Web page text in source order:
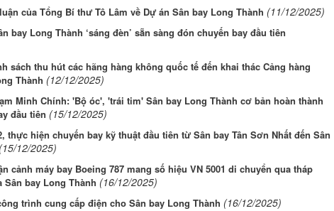
của Tổng Bí thư Tô Lâm về Dự án Sân bay Long Thành (11/12/2025)
bay Long Thành ‘sáng đèn’ sẵn sàng đón chuyến bay đầu tiên
sách thu hút các hãng hàng không quốc tế đến khai thác Cảng hàng
Thành (12/12/2025)
Minh Chính: 'Bộ óc', 'trái tim' Sân bay Long Thành cơ bản hoàn thành
đầu tiên (15/12/2025)
thực hiện chuyến bay kỹ thuật đầu tiên từ Sân bay Tân Sơn Nhất đến Sân
(15/12/2025)
cảnh máy bay Boeing 787 mang số hiệu VN 5001 di chuyển qua tháp
bay Long Thành (16/12/2025)
trình cung cấp điện cho Sân bay Long Thành (16/12/2025)